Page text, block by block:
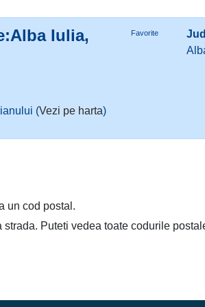
Iulia,
Favorite
(Vezi pe harta)
un cod postal.
Puteti vedea toate codurile